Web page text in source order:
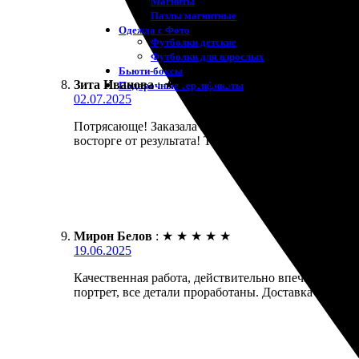
Пазлы магнитные
Одежда с Фото
Футболки детские
Футболки для взрослых
Бьюти-боксы
Подарочные сертификаты
Зита Иванова : ★ ★ ★ ★ ★
02.07.2025
Потрясающе! Заказала портрет. Онлайн-формат
восторге от результата! Теперь планирую заказать
Мирон Белов : ★ ★ ★ ★ ★
19.06.2025
Качественная работа, действительно впечатлил
портрет, все детали проработаны. Доставка тоже